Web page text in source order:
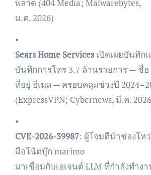
พลาด (404 Media; Malwarebytes,
ม.ค. 2026)
•
Sears Home Servicesเปิดเผยบันทึก
บันทึกการโทร 3.7 ล้านรายการ — ชื่อ
ที่อยู่ อีเมล — ครอบคลุมช่วงปี
(ExpressVPN; Cybernews, มี.ค.
•
CVE-2026-39987: ผู้โจมตีนำช่องโห
มือโน้ตบุ๊ก marimo
มาเชื่อมกับเอเจนต์ LLM ที่กำลังทำง